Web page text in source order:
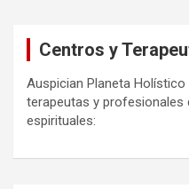
Centros y
Auspician Planeta
terapeutas y profesionales
espirituales: